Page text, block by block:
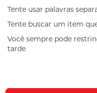
Tente usar palavras
Tente buscar um item
Você sempre pode
tarde